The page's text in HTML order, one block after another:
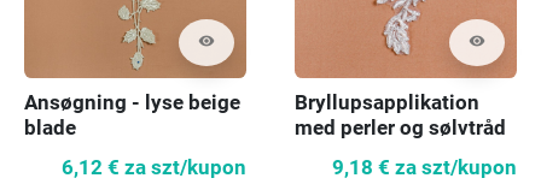
visibility
Ansøgning - lyse beige
blade
6,12 € za szt/kupon
visibility
Bryllupsapplikation
med perler og sølvtråd
9,18 € za szt/kupon